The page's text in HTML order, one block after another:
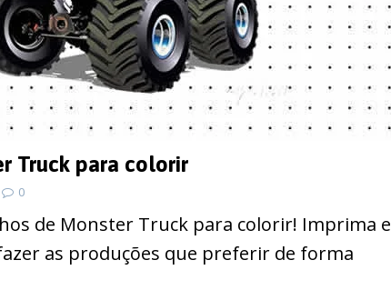
Truck para colorir
0
de Monster Truck para colorir! Imprima e
as produções que preferir de forma